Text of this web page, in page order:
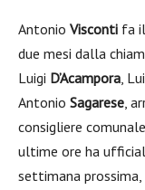
Antonio Visconti fa
due mesi dalla
Luigi D’Acampora,
Antonio Sagarese,
consigliere
ultime ore ha
settimana